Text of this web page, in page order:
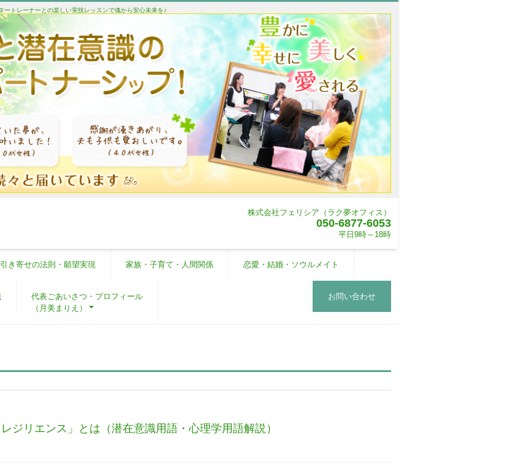
トレーナーとの楽しい実技レッスンで魂から安心未来を♪
株式会社フェリシア（ラク夢オフィス）
050-6877-6053
平日9時～18時
引き寄せの法則・願望実現 家族・子育て・人間関係 恋愛・結婚・ソウルメイト
代表ごあいさつ・プロフィール
（月美まりえ）
お問い合わせ
ジリエンス」とは（潜在意識用語・心理学用語解説）